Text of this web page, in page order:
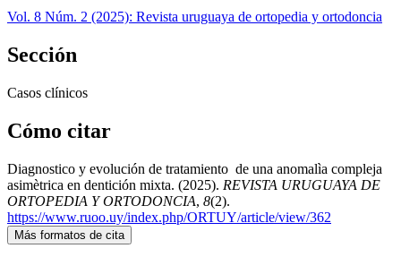
Vol. 8 Núm. 2 (2025): Revista uruguaya de ortopedia y ortodoncia
Sección
Casos clínicos
Cómo citar
Diagnostico y evolución de tratamiento de una anomalìa compleja
asimètrica en dentición mixta. (2025). REVISTA URUGUAYA DE
ORTOPEDIA Y ORTODONCIA, 8(2).
https://www.ruoo.uy/index.php/ORTUY/article/view/362
Más formatos de cita